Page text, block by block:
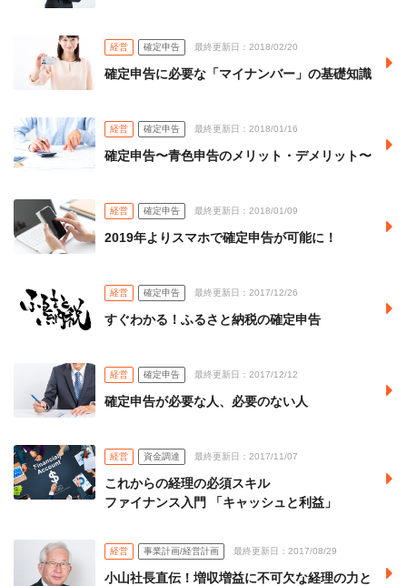
経営 確定申告 最終更新日：2018/02/20
確定申告に必要な「マイナンバー」の基礎知識
経営 確定申告 最終更新日：2018/01/16
確定申告〜青色申告のメリット・デメリット〜
経営 確定申告 最終更新日：2018/01/09
2019年よりスマホで確定申告が可能に！
経営 確定申告 最終更新日：2017/12/26
すぐわかる！ふるさと納税の確定申告
経営 確定申告 最終更新日：2017/12/12
確定申告が必要な人、必要のない人
経営 資金調達 最終更新日：2017/11/07
これからの経理の必須スキル
ファイナンス入門 「キャッシュと利益」
経営 事業計画/経営計画 最終更新日：2017/08/29
小山社長直伝！増収増益に不可欠な経理の力と